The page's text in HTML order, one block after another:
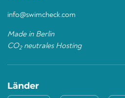
info@swimcheck.com
Made in Berlin
CO2neutrales Hosting
Länder